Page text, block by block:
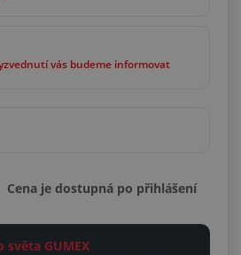
vás budeme informovat
Cena je dostupná po přihlášení
světa GUMEX